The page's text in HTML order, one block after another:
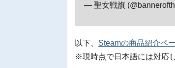
— 聖女戦旗
以下、 Steamの商品紹介ペ
※現時点で日本語には対応